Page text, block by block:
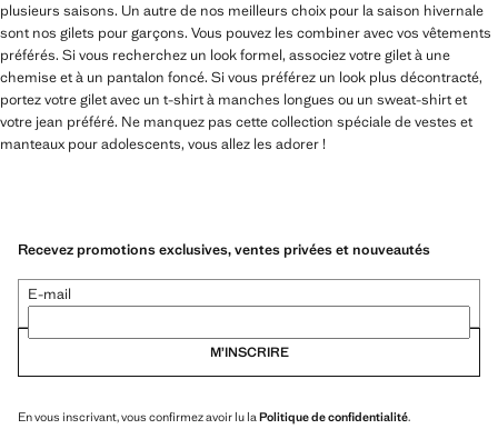
plusieurs saisons. Un autre de nos meilleurs choix pour la saison hivernale
sont nos gilets pour garçons. Vous pouvez les combiner avec vos vêtements
préférés. Si vous recherchez un look formel, associez votre gilet à une
chemise et à un pantalon foncé. Si vous préférez un look plus décontracté,
portez votre gilet avec un t-shirt à manches longues ou un sweat-shirt et
votre jean préféré. Ne manquez pas cette collection spéciale de vestes et
manteaux pour adolescents, vous allez les adorer !
Recevez promotions exclusives, ventes privées et nouveautés
E-mail
M’INSCRIRE
En vous inscrivant, vous confirmez avoir lu la Politique de confidentialité.